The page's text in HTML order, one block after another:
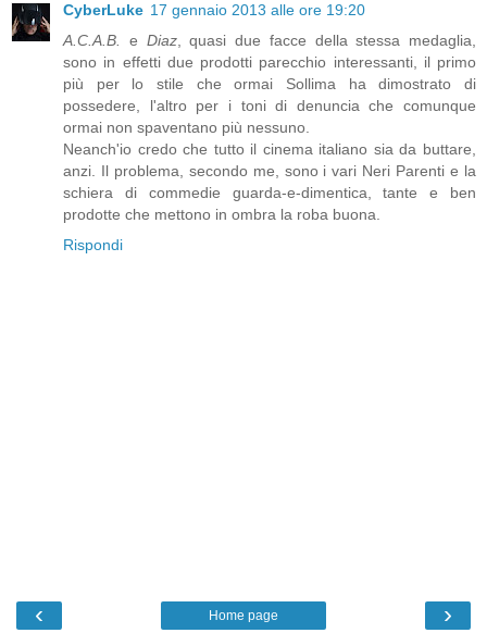
CyberLuke 17 gennaio 2013 alle ore 19:20
A.C.A.B.
e Diaz, quasi due facce della stessa medaglia,
sono in effetti due prodotti parecchio interessanti, il primo
più per lo stile che ormai Sollima ha dimostrato di
possedere, l'altro per i toni di denuncia che comunque
ormai non spaventano più nessuno.
Neanch'io credo che tutto il cinema italiano sia da buttare,
anzi. Il problema, secondo me, sono i vari Neri Parenti e la
schiera di commedie guarda-e-dimentica, tante e ben
prodotte che mettono in ombra la roba buona.
Rispondi
‹ ›
Home page